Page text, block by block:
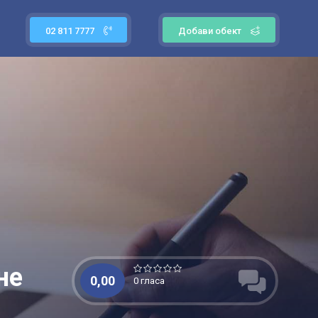
Добави обект
02 811 7777
0,00 0 гласа